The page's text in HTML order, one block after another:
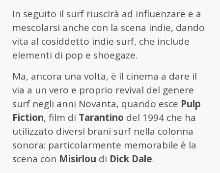
In seguito il surf riuscirà ad influenzare e a
mescolarsi anche con la scena indie, dando
vita al cosiddetto indie surf, che include
elementi di pop e shoegaze.
Ma, ancora una volta, è il cinema a dare il
via a un vero e proprio revival del genere
surf negli anni Novanta, quando esce Pulp
Fiction, film di Tarantino del 1994 che ha
utilizzato diversi brani surf nella colonna
sonora: particolarmente memorabile è la
scena con Misirlou di Dick Dale.